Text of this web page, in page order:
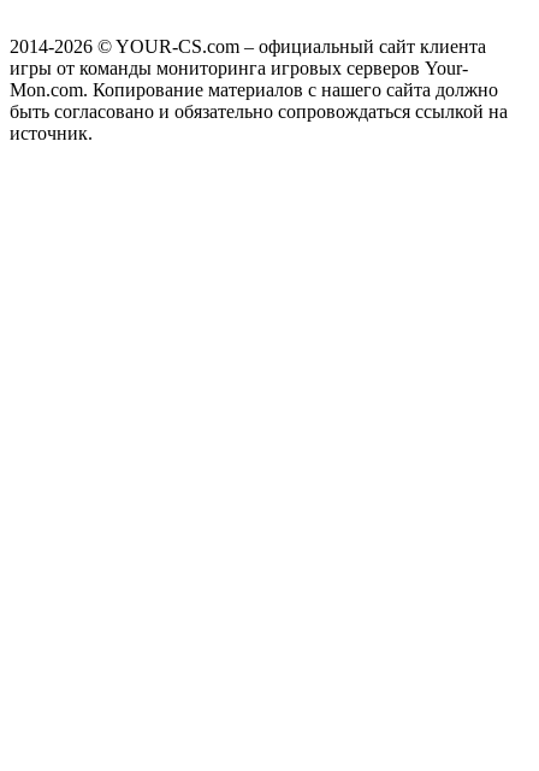
2014-2026 © YOUR-CS.com – официальный сайт клиента
игры от команды мониторинга игровых серверов Your-
Mon.com. Копирование материалов с нашего сайта должно
быть согласовано и обязательно сопровождаться ссылкой на
источник.